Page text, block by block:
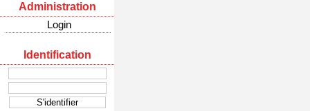
Administration
Login
Identification